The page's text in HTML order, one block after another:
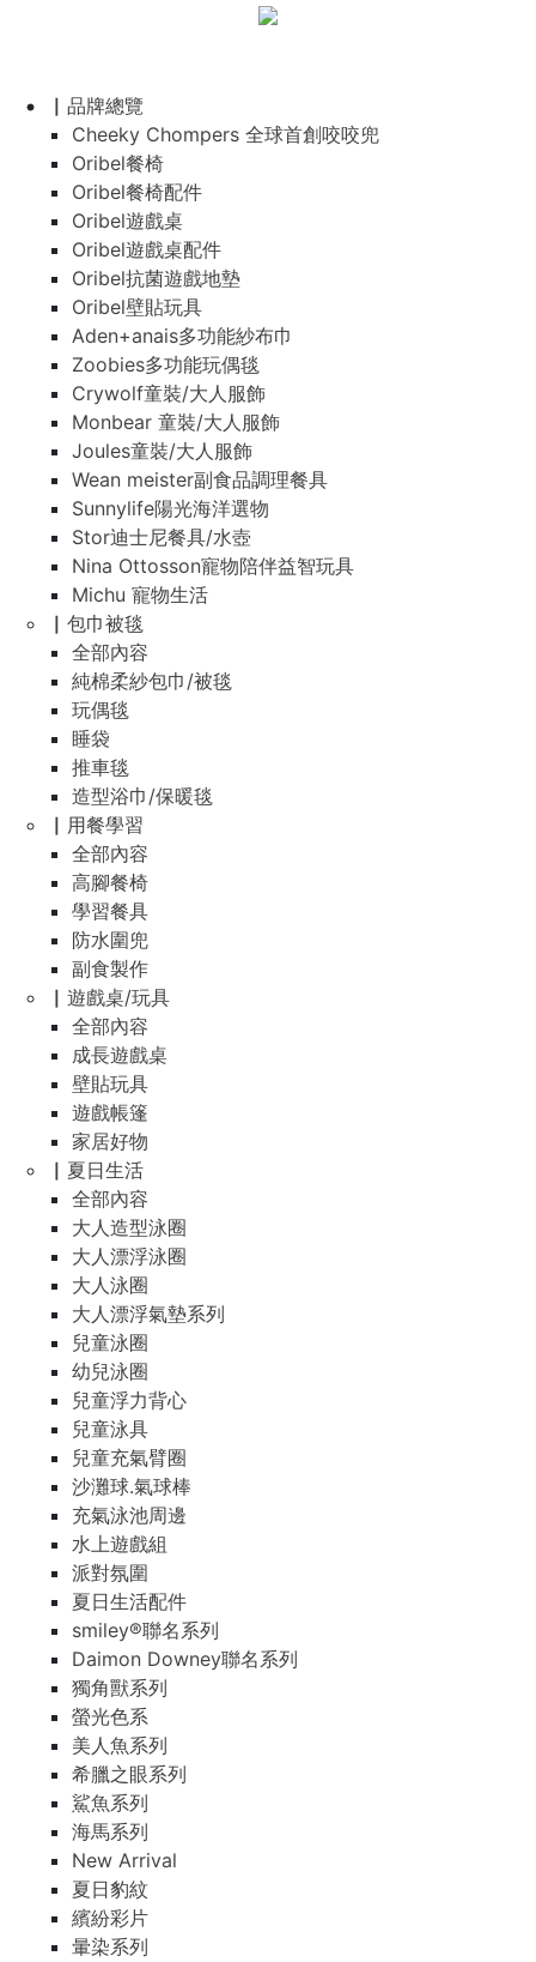
▏品牌總覽
Cheeky Chompers 全球首創咬咬兜
Oribel餐椅
Oribel餐椅配件
Oribel遊戲桌
Oribel遊戲桌配件
Oribel抗菌遊戲地墊
Oribel壁貼玩具
Aden+anais多功能紗布巾
Zoobies多功能玩偶毯
Crywolf童裝/大人服飾
Monbear 童裝/大人服飾
Joules童裝/大人服飾
Wean meister副食品調理餐具
Sunnylife陽光海洋選物
Stor迪士尼餐具/水壺
Nina Ottosson寵物陪伴益智玩具
Michu 寵物生活
▏包巾被毯
全部內容
純棉柔紗包巾/被毯
玩偶毯
睡袋
推車毯
造型浴巾/保暖毯
▏用餐學習
全部內容
高腳餐椅
學習餐具
防水圍兜
副食製作
▏遊戲桌/玩具
全部內容
成長遊戲桌
壁貼玩具
遊戲帳篷
家居好物
▏夏日生活
全部內容
大人造型泳圈
大人漂浮泳圈
大人泳圈
大人漂浮氣墊系列
兒童泳圈
幼兒泳圈
兒童浮力背心
兒童泳具
兒童充氣臂圈
沙灘球.氣球棒
充氣泳池周邊
水上遊戲組
派對氛圍
夏日生活配件
smiley®聯名系列
Daimon Downey聯名系列
獨角獸系列
螢光色系
美人魚系列
希臘之眼系列
鯊魚系列
海馬系列
New Arrival
夏日豹紋
繽紛彩片
暈染系列